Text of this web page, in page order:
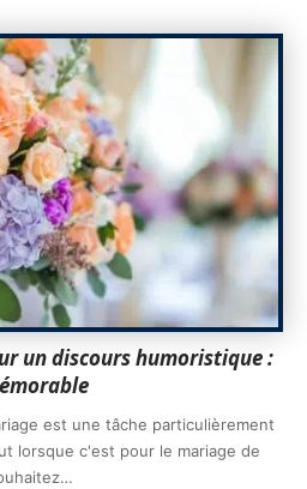
un discours humoristique :
est une tâche particulièrement
lorsque c'est pour le mariage de
…